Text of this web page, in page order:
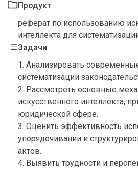
Продукт
реферат по использованию
интеллекта для
Задачи
1. Анализировать
систематизации
2. Рассмотреть основные
искусственного интеллекта,
юридической сфере.
3. Оценить эффективность
упорядочивании и
актов.
4. Выявить трудности и